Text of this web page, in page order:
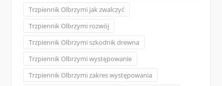
Trzpiennik Olbrzymi jak zwalczyć
Trzpiennik Olbrzymi rozwój
Trzpiennik Olbrzymi szkodnik drewna
Trzpiennik Olbrzymi występowanie
Trzpiennik Olbrzymi zakres występowania